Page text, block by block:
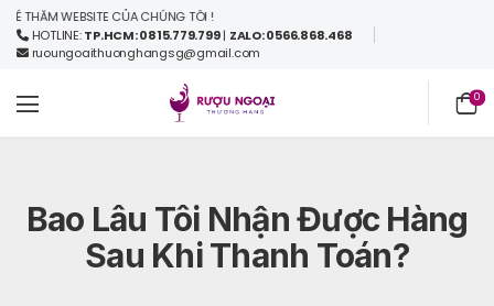
THĂM WEBSITE CỦA CHÚNG TÔI !
HOTLINE:TP.HCM: 0815.779.799| ZALO: 0566.868.468
ruoungoaithuonghangsg@gmail.com
0
Bao Lâu Tôi Nhận Được Hàng
Sau Khi Thanh Toán?